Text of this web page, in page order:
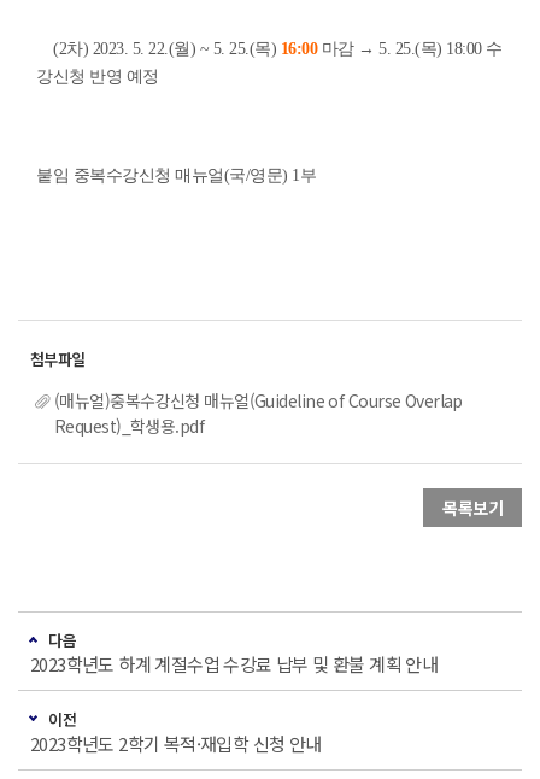
(2차) 2023. 5. 22.(월) ~ 5. 25.(목) 16:00마감 → 5. 25.(목) 18:00 수
강신청 반영 예정
붙임 중복수강신청 매뉴얼(국/영문) 1부
(매뉴얼)중복수강신청 매뉴얼(Guideline of Course Overlap
Request)_학생용.pdf
목록보기
다음
2023학년도 하계 계절수업 수강료 납부 및 환불 계획 안내
이전
2023학년도 2학기 복적·재입학 신청 안내